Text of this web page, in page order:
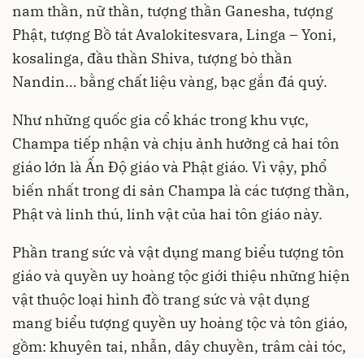
nam thần, nữ thần, tượng thần Ganesha, tượng
Phật, tượng Bồ tát Avalokitesvara, Linga – Yoni,
kosalinga, đầu thần Shiva, tượng bò thần
Nandin… bằng chất liệu vàng, bạc gắn đá quý.
Như những quốc gia cổ khác trong khu vực,
Champa tiếp nhận và chịu ảnh hưởng cả hai tôn
giáo lớn là Ấn Độ giáo và Phật giáo. Vì vậy, phổ
biến nhất trong di sản Champa là các tượng thần,
Phật và linh thú, linh vật của hai tôn giáo này.
Phần trang sức và vật dụng mang biểu tượng tôn
giáo và quyền uy hoàng tộc giới thiệu những hiện
vật thuộc loại hình đồ trang sức và vật dụng
mang biểu tượng quyền uy hoàng tộc và tôn giáo,
gồm: khuyên tai, nhẫn, dây chuyền, trâm cài tóc,